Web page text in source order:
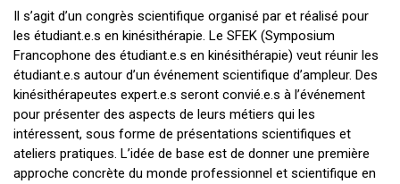
Il s’agit d’un congrès scientifique organisé par et réalisé pour
les étudiant.e.s en kinésithérapie. Le SFEK (Symposium
Francophone des étudiant.e.s en kinésithérapie) veut réunir les
étudiant.e.s autour d’un événement scientifique d’ampleur. Des
kinésithérapeutes expert.e.s seront convié.e.s à l’événement
pour présenter des aspects de leurs métiers qui les
intéressent, sous forme de présentations scientifiques et
ateliers pratiques. L’idée de base est de donner une première
approche concrète du monde professionnel et scientifique en